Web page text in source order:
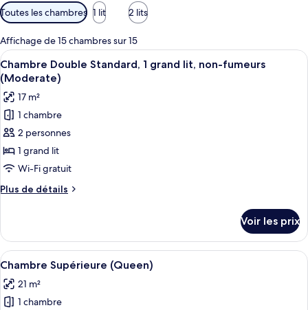
Filtres
disponibles
pour
les
chambres
Toutes les chambres 1 lit 2 lits
Affichage de 15 chambres sur 15
Afficher
toutes
les
photos
pour
ce
type
de
chambre :
Chambre
Standard,
grand
lit,
non-
Une chambre à coucher moderne
5
Chambre Double Standard, 1 grand lit, non-fumeurs
(Moderate)
17 m²
1 chambre
2 personnes
1 grand lit
Wi-Fi gratuit
Plus de détails
Plus
le
type
de
Chambre
Double
Voir les prix
Afficher
toutes
les
photos
Une chambre à coucher moderne
5
Chambre Supérieure (Queen)
21 m²
1 chambre